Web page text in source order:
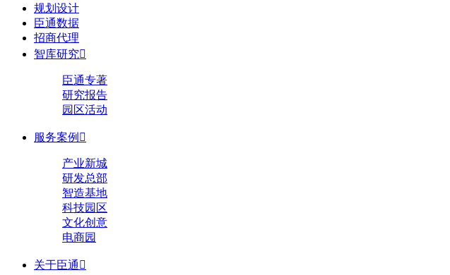
规划设计
臣通数据
招商代理
智库研究
臣通专著
研究报告
园区活动
服务案例 
产业新城
研发总部
智造基地
科技园区
文化创意
电商园
关于臣通 